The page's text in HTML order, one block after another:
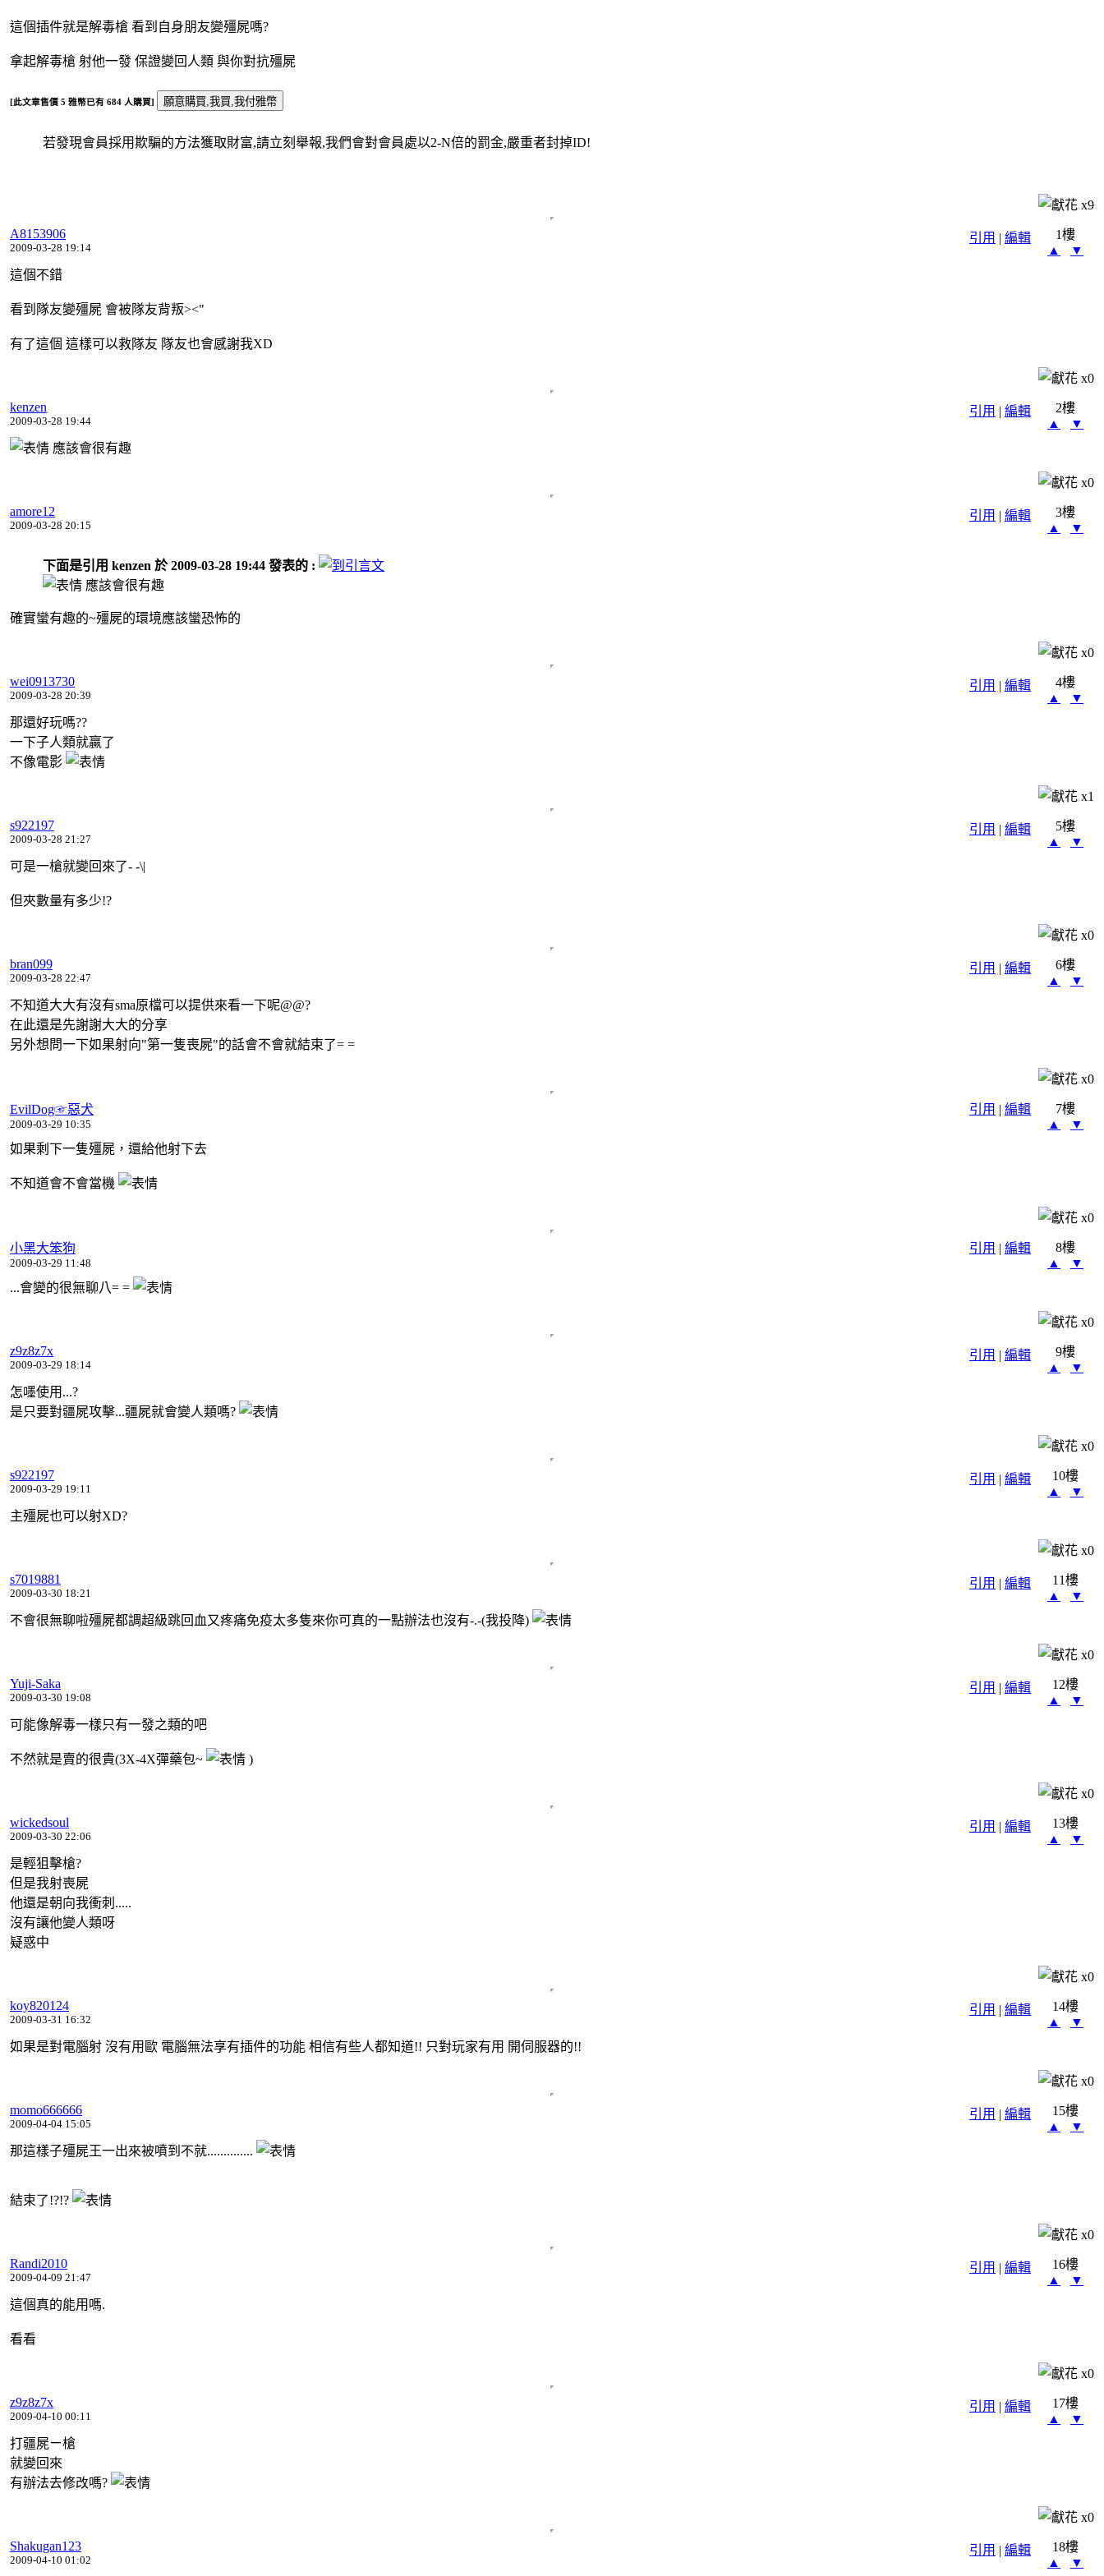
這個插件就是解毒槍 看到自身朋友變殭屍嗎?
拿起解毒槍 射他一發 保證變回人類 與你對抗殭屍
[此文章售價 5 雅幣已有 684 人購買]
若發現會員採用欺騙的方法獲取財富,請立刻舉報,我們會對會員處以2-N倍的罰金,嚴重者封掉ID!
x9
引用 | 編輯
A8153906
2009-03-28 19:14
1樓
▲
▼
這個不錯
看到隊友變殭屍 會被隊友背叛><"
有了這個 這樣可以救隊友 隊友也會感謝我XD
x0
引用 | 編輯
kenzen
2009-03-28 19:44
2樓
▲
▼
應該會很有趣
x0
引用 | 編輯
amore12
2009-03-28 20:15
3樓
▲
▼
下面是引用 kenzen 於 2009-03-28 19:44 發表的 :
應該會很有趣
確實蠻有趣的~殭屍的環境應該蠻恐怖的
x0
引用 | 編輯
wei0913730
2009-03-28 20:39
4樓
▲
▼
那還好玩嗎??
一下子人類就贏了
不像電影
x1
引用 | 編輯
s922197
2009-03-28 21:27
5樓
▲
▼
可是一槍就變回來了- -\|
但夾數量有多少!?
x0
引用 | 編輯
bran099
2009-03-28 22:47
6樓
▲
▼
不知道大大有沒有sma原檔可以提供來看一下呢@@?
在此還是先謝謝大大的分享
另外想問一下如果射向"第一隻喪屍"的話會不會就結束了= =
x0
引用 | 編輯
EvilDog☞惡犬
2009-03-29 10:35
7樓
▲
▼
如果剩下一隻殭屍，還給他射下去
不知道會不會當機
x0
引用 | 編輯
小黑大笨狗
2009-03-29 11:48
8樓
▲
▼
...會變的很無聊八= =
x0
引用 | 編輯
z9z8z7x
2009-03-29 18:14
9樓
▲
▼
怎嚜使用...?
是只要對疆屍攻擊...疆屍就會變人類嗎?
x0
引用 | 編輯
s922197
2009-03-29 19:11
10樓
▲
▼
主殭屍也可以射XD?
x0
引用 | 編輯
s7019881
2009-03-30 18:21
11樓
▲
▼
不會很無聊啦殭屍都調超級跳回血又疼痛免疫太多隻來你可真的一點辦法也沒有-.-(我投降)
x0
引用 | 編輯
Yuji-Saka
2009-03-30 19:08
12樓
▲
▼
可能像解毒一樣只有一發之類的吧
不然就是賣的很貴(3X-4X彈藥包~ )
x0
引用 | 編輯
wickedsoul
2009-03-30 22:06
13樓
▲
▼
是輕狙擊槍?
但是我射喪屍
他還是朝向我衝刺.....
沒有讓他變人類呀
疑惑中
x0
引用 | 編輯
koy820124
2009-03-31 16:32
14樓
▲
▼
如果是對電腦射 沒有用歐 電腦無法享有插件的功能 相信有些人都知道!! 只對玩家有用 開伺服器的!!
x0
引用 | 編輯
momo666666
2009-04-04 15:05
15樓
▲
▼
那這樣子殭屍王一出來被噴到不就..............
結束了!?!?
x0
引用 | 編輯
Randi2010
2009-04-09 21:47
16樓
▲
▼
這個真的能用嗎.
看看
x0
引用 | 編輯
z9z8z7x
2009-04-10 00:11
17樓
▲
▼
打疆屍ㄧ槍
就變回來
有辦法去修改嗎?
x0
引用 | 編輯
Shakugan123
2009-04-10 01:02
18樓
▲
▼